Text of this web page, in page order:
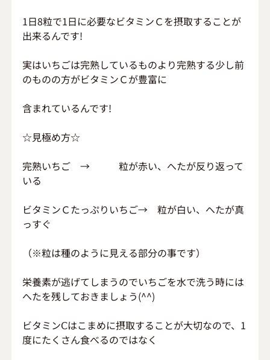
1日8粒で1日に必要なビタミンＣを摂取することが
出来るんです!
実はいちごは完熟しているものより完熟する少し前
のものの方がビタミンＣが豊富に
含まれているんです!
☆見極め方☆
完熟いちご　→　　　粒が赤い、へたが反り返って
いる
ビタミンＣたっぷりいちご→　粒が白い、へたが真
っすぐ
（※粒は種のように見える部分の事です）
栄養素が逃げてしまうのでいちごを水で洗う時には
へたを残しておきましょう(^^)
ビタミンⅭはこまめに摂取することが大切なので、1
度にたくさん食べるのではなく